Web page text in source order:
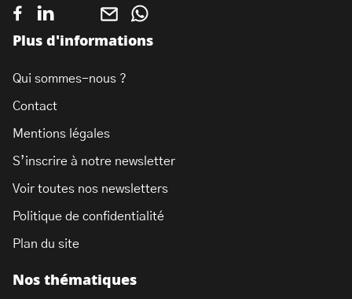
Nos thématiques
Plus d'informations
Qui sommes-nous ?
Contact
Mentions légales
S’inscrire à notre newsletter
Voir toutes nos newsletters
Politique de confidentialité
Plan du site